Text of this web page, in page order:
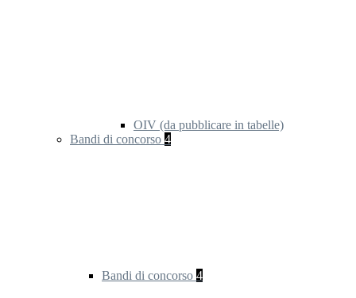
OIV (da pubblicare in tabelle)
Bandi di concorso 4
Bandi di concorso 4